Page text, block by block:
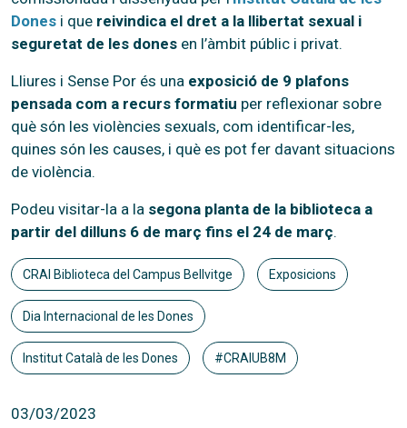
Dones i que reivindica el dret a la llibertat sexual i
seguretat de les dones en l’àmbit públic i privat.
Lliures i Sense Por és una exposició de 9 plafons
pensada com a recurs formatiu per reflexionar sobre
què són les violències sexuals, com identificar-les,
quines són les causes, i què es pot fer davant situacions
de violència.
Podeu visitar-la a la segona planta de la biblioteca a
partir del dilluns 6 de març fins el 24 de març.
CRAI Biblioteca del Campus Bellvitge Exposicions
Dia Internacional de les Dones
Institut Català de les Dones #CRAIUB8M
03/03/2023